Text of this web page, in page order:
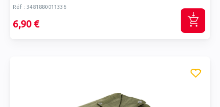
Réf : 3481880011336
6,90 €